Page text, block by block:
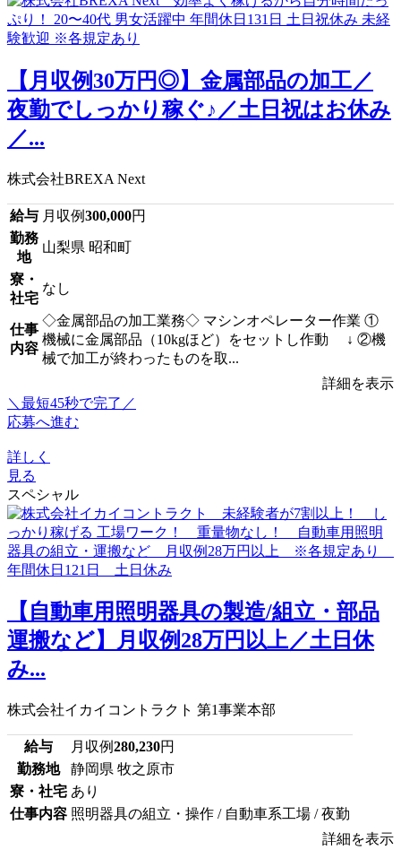
【月収例30万円◎】金属部品の加工／
夜勤でしっかり稼ぐ♪／土日祝はお休み
／...
株式会社BREXA Next
給与 月収例300,000円
勤務
地
山梨県 昭和町
寮・
社宅
なし
仕事
内容
◇金属部品の加工業務◇ マシンオペレーター作業 ①
機械に金属部品（10kgほど）をセットし作動 ↓ ②機
械で加工が終わったものを取...
詳細を表示
＼最短45秒で完了／
応募へ進む
詳しく
見る
スペシャル
【自動車用照明器具の製造/組立・部品
運搬など】月収例28万円以上／土日休
み...
株式会社イカイコントラクト 第1事業本部
給与 月収例280,230円
勤務地
静岡県 牧之原市
寮・社宅 あり
仕事内容 照明器具の組立・操作 / 自動車系工場 / 夜勤
詳細を表示